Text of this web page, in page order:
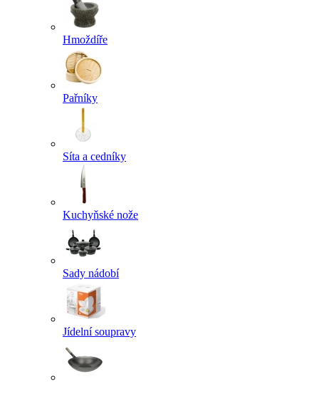
Hmoždíře
Pařníky
Síta a cedníky
Kuchyňské nože
Sady nádobí
Jídelní soupravy